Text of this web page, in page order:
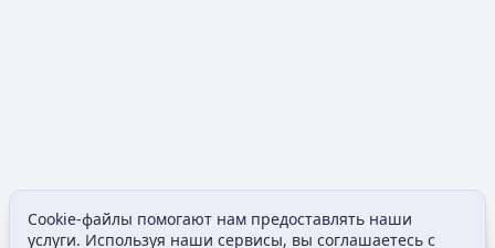
Просмотры
Cookie-файлы помогают нам предоставлять наши
услуги. Используя наши сервисы, вы соглашаетесь с